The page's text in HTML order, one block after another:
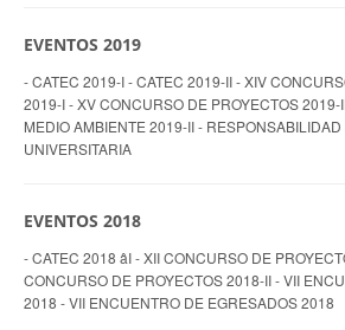
EVENTOS 2019
- CATEC 2019-I - CATEC 2019-II - XIV
2019-I - XV CONCURSO DE PROYECTOS
MEDIO AMBIENTE 2019-II - RESPONSABILIDAD
UNIVERSITARIA
EVENTOS 2018
- CATEC 2018 âI - XII CONCURSO DE
CONCURSO DE PROYECTOS 2018-II - VII
2018 - VII ENCUENTRO DE EGRESADOS 2018